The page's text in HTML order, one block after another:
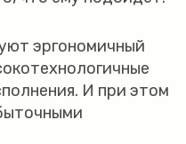
эргономичный
И при этом